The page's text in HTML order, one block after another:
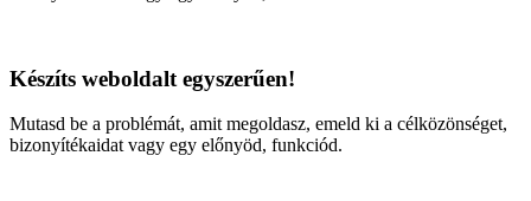
Készíts weboldalt egyszerűen!
Mutasd be a problémát, amit megoldasz, emeld ki a célközönséget,
bizonyítékaidat vagy egy előnyöd, funkciód.